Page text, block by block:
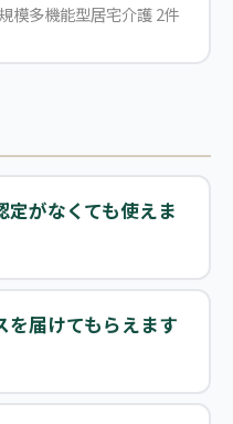
模多機能型居宅介護 2件
がなくても使えま
を届けてもらえます